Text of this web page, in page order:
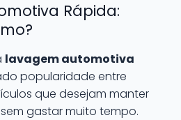
Rápida:
lavagem automotiva
popularidade entre
que desejam manter
gastar muito tempo.